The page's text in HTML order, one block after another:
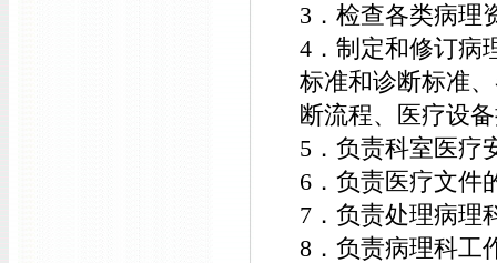
3．检查各类病理
4．制定和修订病
标准和诊断标准
断流程、医疗设
5．负责科室医疗
6．负责医疗文件
7．负责处理病理
8．负责病理科工